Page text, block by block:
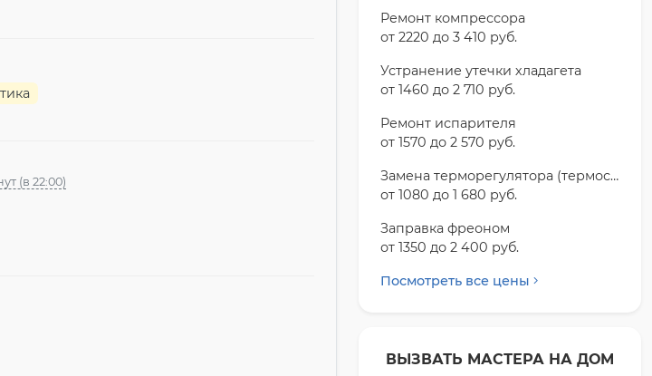
(в 22:00)
Ремонт компрессора
от 2220 до 3 410 pyб.
Устранение утечки хладагета
от 1460 до 2 710 pyб.
Ремонт испарителя
от 1570 до 2 570 pyб.
Замена терморегулятора (термостата)
от 1080 до 1 680 pyб.
Заправка фреоном
от 1350 до 2 400 pyб.
Посмотреть все цены
ВЫЗВАТЬ МАСТЕРА НА ДОМ